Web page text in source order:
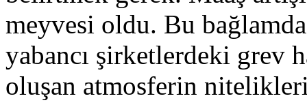
meyvesi oldu. Bu
yabancı şirketlerdeki grev
oluşan atmosferin